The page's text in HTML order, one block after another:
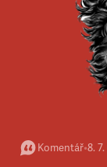
Komentář•8.